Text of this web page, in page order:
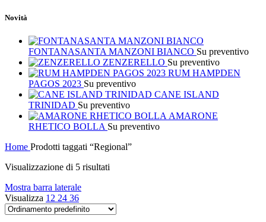
Novità
FONTANASANTA MANZONI BIANCO Su preventivo
ZENZERELLO Su preventivo
RUM HAMPDEN
PAGOS 2023 Su preventivo
CANE ISLAND
TRINIDAD Su preventivo
AMARONE
RHETICO BOLLA Su preventivo
Home Prodotti taggati “Regional”
Visualizzazione di 5 risultati
Mostra barra laterale
Visualizza 12 24 36